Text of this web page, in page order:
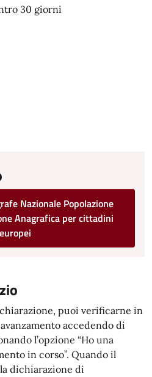
30 giorni
Nazionale Popolazione
Anagrafica per cittadini
europei
puoi verificarne in
accedendo di
l’opzione “Ho una
in corso”. Quando il
dichiarazione di